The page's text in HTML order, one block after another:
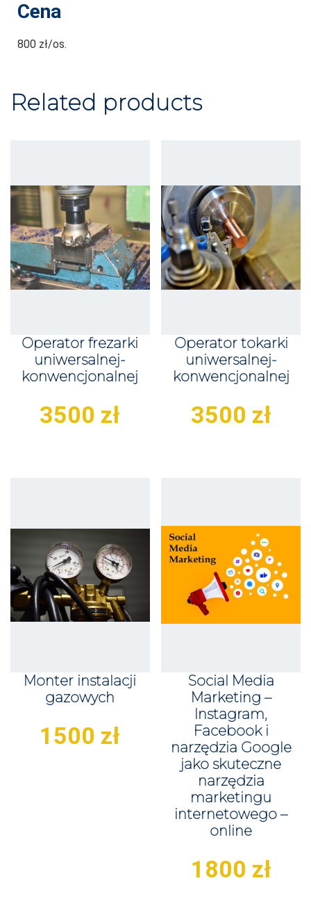
Cena
800 zł/os.
Related products
Operator frezarki
uniwersalnej-
konwencjonalnej
3500 zł
Operator tokarki
uniwersalnej-
konwencjonalnej
3500 zł
Monter instalacji
gazowych
1500 zł
Social Media
Marketing –
Instagram,
Facebook i
narzędzia Google
jako skuteczne
narzędzia
marketingu
internetowego –
online
1800 zł